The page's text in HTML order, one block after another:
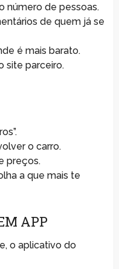
número de pessoas.
de quem já se
é mais barato.
site parceiro.
o carro.
preços.
a que mais te
APP
o aplicativo do